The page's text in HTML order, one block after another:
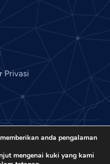
Privasi
International Prayer
AS 501 (C) (3): 85-
anda pengalaman
mengenai kuki yang kami
Afrikaans
Arabic
Bengali
Finnish